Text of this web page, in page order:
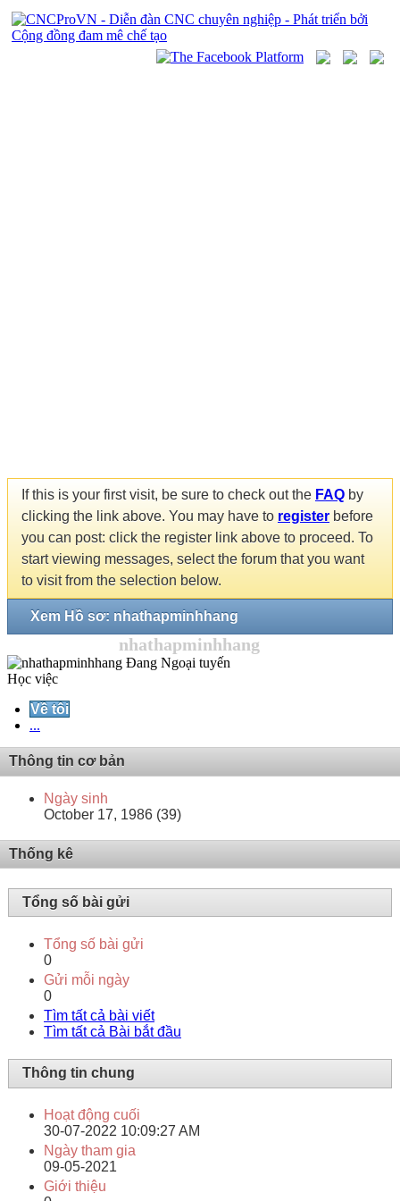
If this is your first visit, be sure to check out the FAQ by
clicking the link above. You may have to register before
you can post: click the register link above to proceed. To
start viewing messages, select the forum that you want
to visit from the selection below.
Xem Hồ sơ: nhathapminhhang
nhathapminhhang
Học việc
Về tôi
...
Thông tin cơ bản
Ngày sinh
October 17, 1986 (39)
Thống kê
Tổng số bài gửi
Tổng số bài gửi
0
Gửi mỗi ngày
0
Tìm tất cả bài viết
Tìm tất cả Bài bắt đầu
Thông tin chung
Hoạt động cuối
30-07-2022 10:09:27 AM
Ngày tham gia
09-05-2021
Giới thiệu